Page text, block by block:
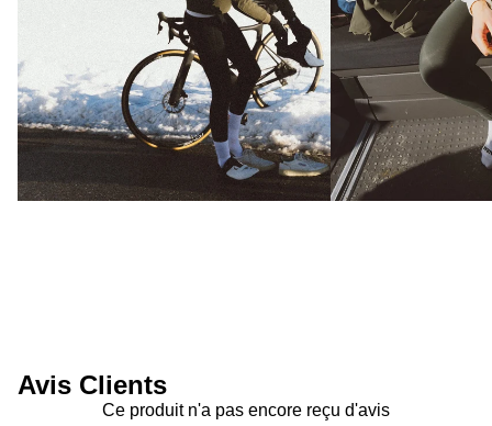
Avis Clients
Ce produit n'a pas encore reçu d'avis